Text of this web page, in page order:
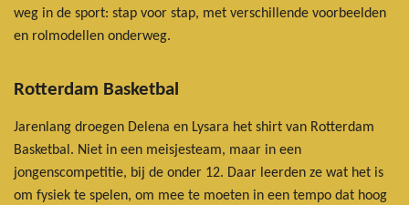
weg in de sport: stap voor stap, met verschillende voorbeelden
en rolmodellen onderweg.
Rotterdam Basketbal
Jarenlang droegen Delena en Lysara het shirt van Rotterdam
Basketbal. Niet in een meisjesteam, maar in een
jongenscompetitie, bij de onder 12. Daar leerden ze wat het is
om fysiek te spelen, om mee te moeten in een tempo dat hoog